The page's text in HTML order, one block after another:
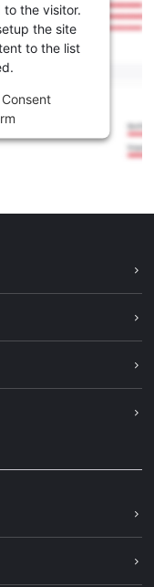
the visitor.
the site
to the list